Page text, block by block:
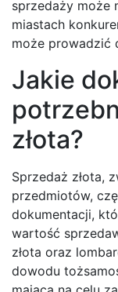
sprzedaży może
miastach
może prowadzić
Jakie
złota?
Sprzedaż złota,
przedmiotów,
dokumentacji,
wartość
złota oraz
dowodu